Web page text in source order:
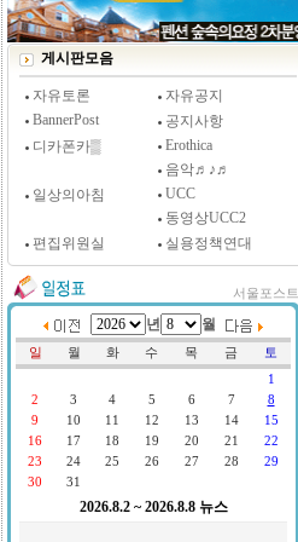
[시사저널 인터뷰] 윤방부 연세대 의대 명예교수,
"골초에게 전자담배를 허하라"
게시판모음
자유토론
자유공지
BannerPost
공지사항
디카폰카▒
Erothica
음악♬♪♬
일상의아침
UCC
동영상UCC2
편집위원실
실용정책연대
서울포스트